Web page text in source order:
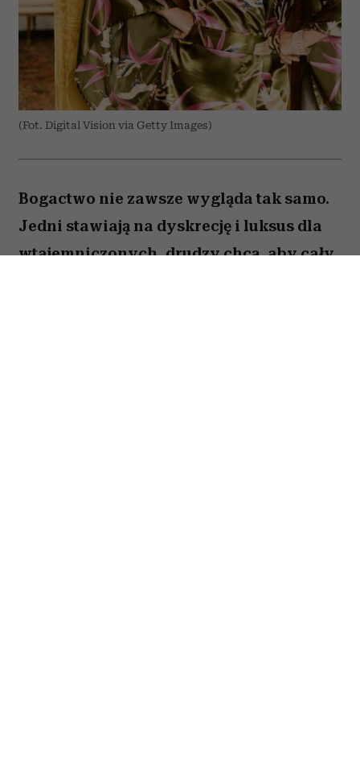
(Fot. Digital Vision via Getty Images)
Bogactwo nie zawsze wygląda tak samo.
Jedni stawiają na dyskrecję i luksus dla
wtajemniczonych, drudzy chcą, aby cały